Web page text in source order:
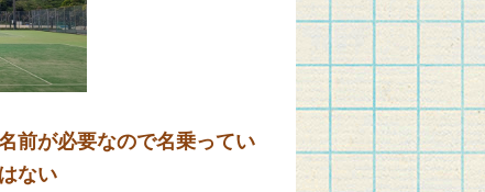
前が必要なので名乗ってい
ない